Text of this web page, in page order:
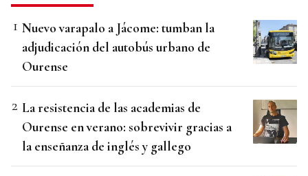
Nuevo varapalo a Jácome: tumban la
adjudicación del autobús urbano de
Ourense
La resistencia de las academias de
Ourense en verano: sobrevivir gracias a
la enseñanza de inglés y gallego